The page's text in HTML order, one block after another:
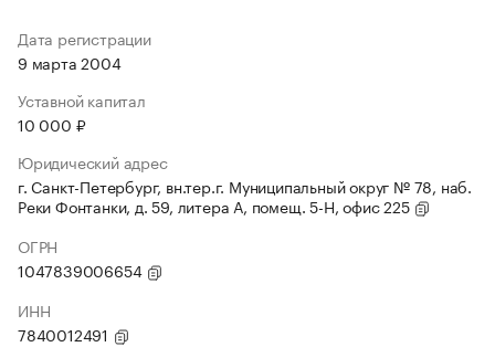
Дата регистрации
9 марта 2004
Уставной капитал
10 000 ₽
Юридический адрес
г. Санкт-Петербург, вн.тер.г. Муниципальный округ № 78, наб.
Реки Фонтанки, д. 59, литера А, помещ. 5-Н, офис 225
ОГРН
1047839006654
ИНН
7840012491